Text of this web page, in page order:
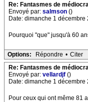
Re: Fantasmes de
Envoyé par: salmson ()
Date: dimanche 1 décembre
Pourquoi "que" jusqu'à 60
Options: Répondre • Citer
Re: Fantasmes de
Envoyé par: vellardjf ()
Date: dimanche 1 décembre
Pour ceux qui ont même 81